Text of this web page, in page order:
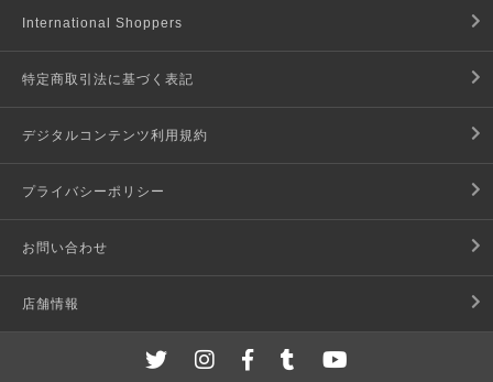
International Shoppers
特定商取引法に基づく表記
デジタルコンテンツ利用規約
プライバシーポリシー
お問い合わせ
店舗情報